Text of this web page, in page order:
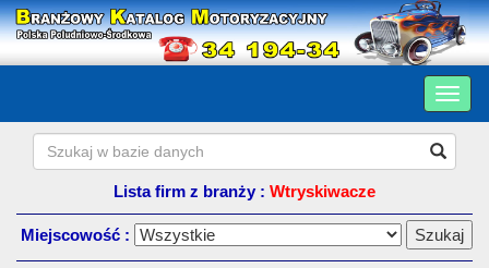
Lista firm z branży : Wtryskiwacze
Miejscowość :